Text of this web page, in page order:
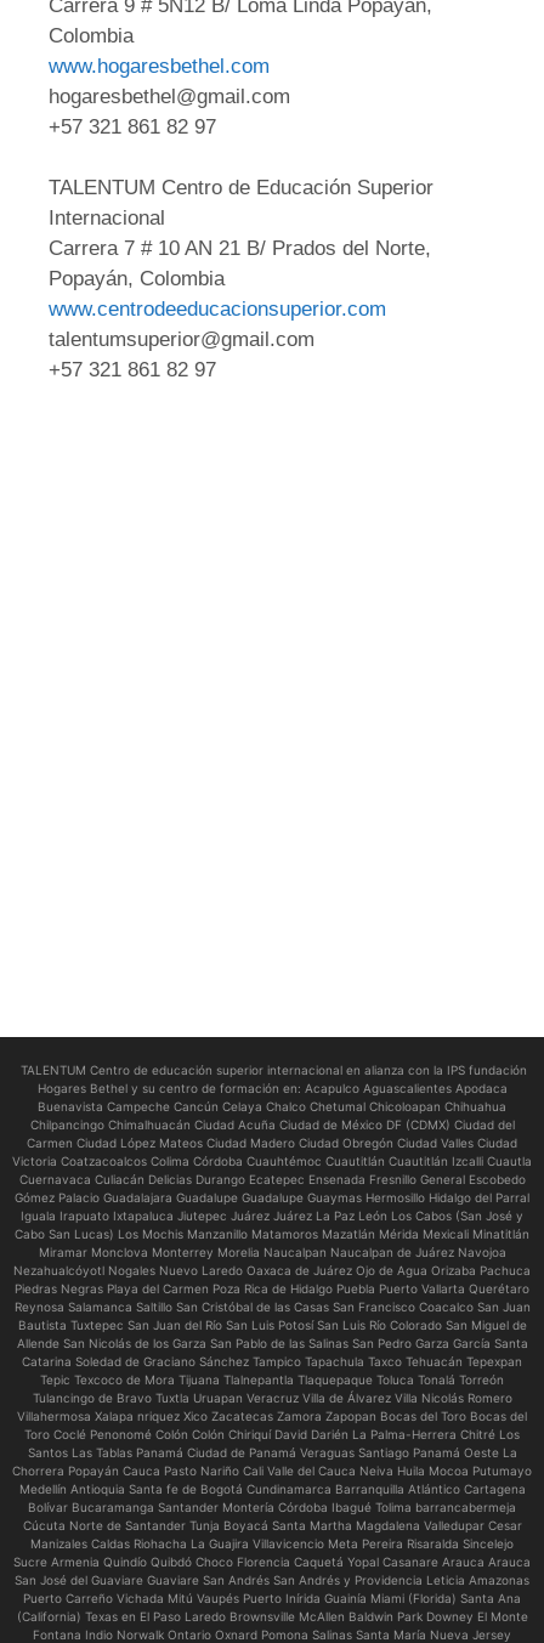
Carrera 9 # 5N12 B/ Loma Linda Popayán,
Colombia
www.hogaresbethel.com
hogaresbethel@gmail.com
+57 321 861 82 97
TALENTUM Centro de Educación Superior
Internacional
Carrera 7 # 10 AN 21 B/ Prados del Norte,
Popayán, Colombia
www.centrodeeducacionsuperior.com
talentumsuperior@gmail.com
+57 321 861 82 97
TALENTUM Centro de educación superior internacional en alianza con la IPS fundación
Hogares Bethel y su centro de formación en: Acapulco Aguascalientes Apodaca
Buenavista Campeche Cancún Celaya Chalco Chetumal Chicoloapan Chihuahua
Chilpancingo Chimalhuacán Ciudad Acuña Ciudad de México DF (CDMX) Ciudad del
Carmen Ciudad López Mateos Ciudad Madero Ciudad Obregón Ciudad Valles Ciudad
Victoria Coatzacoalcos Colima Córdoba Cuauhtémoc Cuautitlán Cuautitlán Izcalli Cuautla
Cuernavaca Culiacán Delicias Durango Ecatepec Ensenada Fresnillo General Escobedo
Gómez Palacio Guadalajara Guadalupe Guadalupe Guaymas Hermosillo Hidalgo del Parral
Iguala Irapuato Ixtapaluca Jiutepec Juárez Juárez La Paz León Los Cabos (San José y
Cabo San Lucas) Los Mochis Manzanillo Matamoros Mazatlán Mérida Mexicali Minatitlán
Miramar Monclova Monterrey Morelia Naucalpan Naucalpan de Juárez Navojoa
Nezahualcóyotl Nogales Nuevo Laredo Oaxaca de Juárez Ojo de Agua Orizaba Pachuca
Piedras Negras Playa del Carmen Poza Rica de Hidalgo Puebla Puerto Vallarta Querétaro
Reynosa Salamanca Saltillo San Cristóbal de las Casas San Francisco Coacalco San Juan
Bautista Tuxtepec San Juan del Río San Luis Potosí San Luis Río Colorado San Miguel de
Allende San Nicolás de los Garza San Pablo de las Salinas San Pedro Garza García Santa
Catarina Soledad de Graciano Sánchez Tampico Tapachula Taxco Tehuacán Tepexpan
Tepic Texcoco de Mora Tijuana Tlalnepantla Tlaquepaque Toluca Tonalá Torreón
Tulancingo de Bravo Tuxtla Uruapan Veracruz Villa de Álvarez Villa Nicolás Romero
Villahermosa Xalapa nriquez Xico Zacatecas Zamora Zapopan Bocas del Toro Bocas del
Toro Coclé Penonomé Colón Colón Chiriquí David Darién La Palma-Herrera Chitré Los
Santos Las Tablas Panamá Ciudad de Panamá Veraguas Santiago Panamá Oeste La
Chorrera Popayán Cauca Pasto Nariño Cali Valle del Cauca Neiva Huila Mocoa Putumayo
Medellín Antioquia Santa fe de Bogotá Cundinamarca Barranquilla Atlántico Cartagena
Bolívar Bucaramanga Santander Montería Córdoba Ibagué Tolima barrancabermeja
Cúcuta Norte de Santander Tunja Boyacá Santa Martha Magdalena Valledupar Cesar
Manizales Caldas Riohacha La Guajira Villavicencio Meta Pereira Risaralda Sincelejo
Sucre Armenia Quindío Quibdó Choco Florencia Caquetá Yopal Casanare Arauca Arauca
San José del Guaviare Guaviare San Andrés San Andrés y Providencia Leticia Amazonas
Puerto Carreño Vichada Mitú Vaupés Puerto Inírida Guainía Miami (Florida) Santa Ana
(California) Texas en El Paso Laredo Brownsville McAllen Baldwin Park Downey El Monte
Fontana Indio Norwalk Ontario Oxnard Pomona Salinas Santa María Nueva Jersey